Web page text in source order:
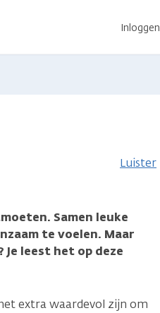
Inloggen
Luister
Samen leuke
te voelen. Maar
Je leest het op deze
extra waardevol zijn om